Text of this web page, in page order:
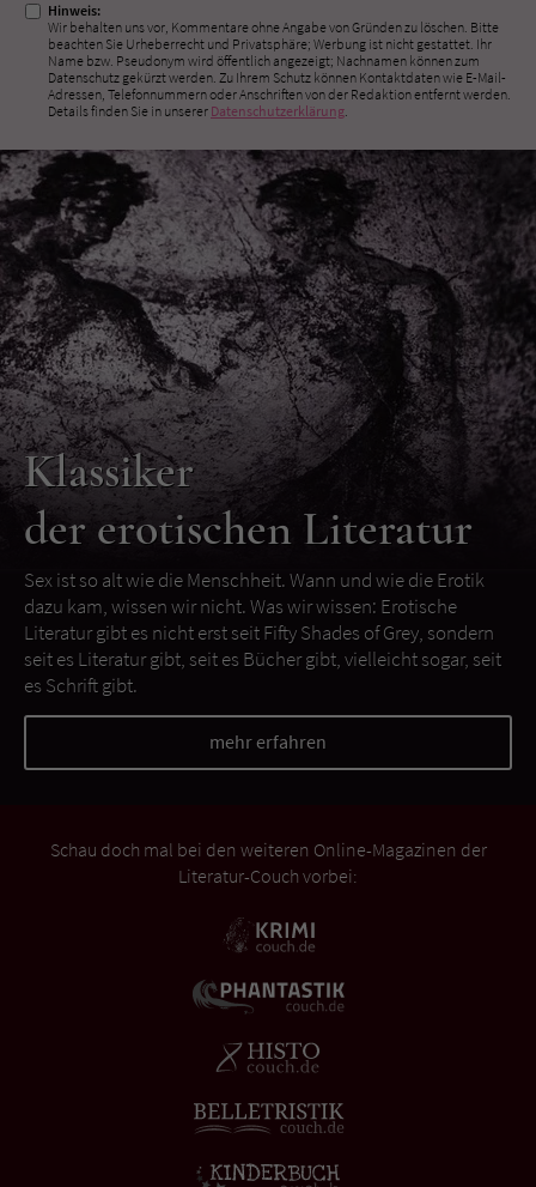
Hinweis:
Wir behalten uns vor, Kommentare ohne Angabe von Gründen zu löschen. Bitte
beachten Sie Urheberrecht und Privatsphäre; Werbung ist nicht gestattet. Ihr
Name bzw. Pseudonym wird öffentlich angezeigt; Nachnamen können zum
Datenschutz gekürzt werden. Zu Ihrem Schutz können Kontaktdaten wie E-Mail-
Adressen, Telefonnummern oder Anschriften von der Redaktion entfernt werden.
Details finden Sie in unserer Datenschutzerklärung.
Klassiker
der erotischen Literatur
Sex ist so alt wie die Menschheit. Wann und wie die Erotik
dazu kam, wissen wir nicht. Was wir wissen: Erotische
Literatur gibt es nicht erst seit Fifty Shades of Grey, sondern
seit es Literatur gibt, seit es Bücher gibt, vielleicht sogar, seit
es Schrift gibt.
mehr erfahren
Schau doch mal bei den weiteren Online-Magazinen der
Literatur-Couch vorbei: